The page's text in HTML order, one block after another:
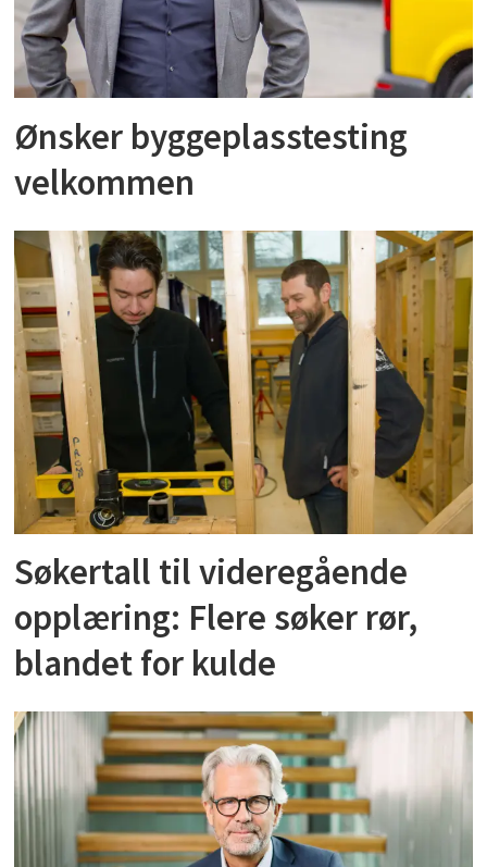
Ønsker byggeplasstesting
velkommen
Søkertall til videregående
opplæring: Flere søker rør,
blandet for kulde